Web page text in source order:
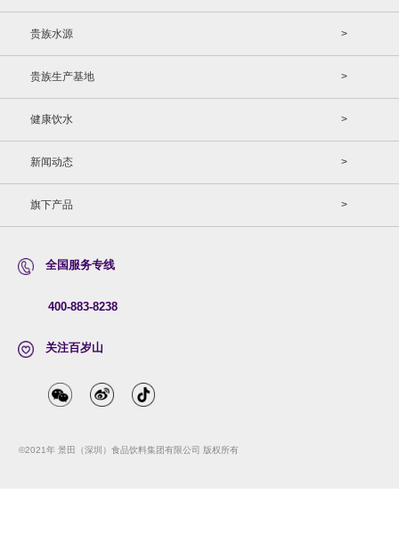
贵族水源 >
贵族生产基地 >
健康饮水 >
新闻动态 >
旗下产品 >
全国服务专线
400-883-8238
关注百岁山
©2021年 景田（深圳）食品饮料集团有限公司 版权所有